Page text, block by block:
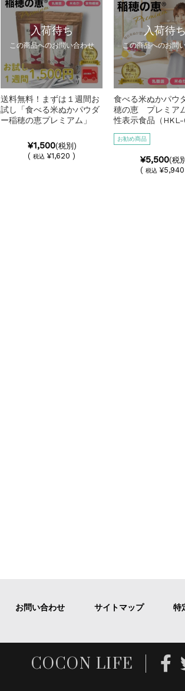
入荷待ち
この商品へのお問い合わせ
送料無料！まずは１週間お
試し「食べる米ぬかパウダ
ー稲穂の恵プレミアム」
¥1,500(税別)
(税込 ¥1,620 )
入荷待
この商品へのお問
食べる米ぬかパウ
穂の恵 プレミア
性表示食品（HKL-
お勧め商品
¥5,500(税
( 税込
お問い合わせ サイトマップ 特
COCON LIFE